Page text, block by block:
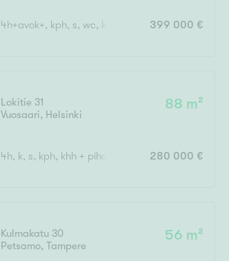
4h+avok+, kph, s, wc, khh, terassi, var399 000 €
Lokitie 31
Vuosaari, Helsinki
88 m²
4h, k, s, kph, khh + piha 280 000 €
Kulmakatu 30
Petsamo,Tampere
56 m²